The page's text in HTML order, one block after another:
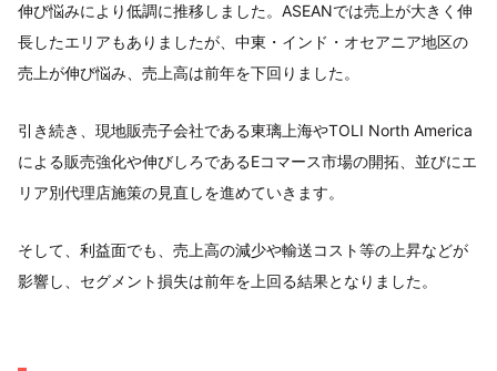
伸び悩みにより低調に推移しました。ASEANでは売上が大きく伸
長したエリアもありましたが、中東・インド・オセアニア地区の
売上が伸び悩み、売上高は前年を下回りました。
引き続き、現地販売子会社である東璃上海やTOLI North America
による販売強化や伸びしろであるEコマース市場の開拓、並びにエ
リア別代理店施策の見直しを進めていきます。
そして、利益面でも、売上高の減少や輸送コスト等の上昇などが
影響し、セグメント損失は前年を上回る結果となりました。